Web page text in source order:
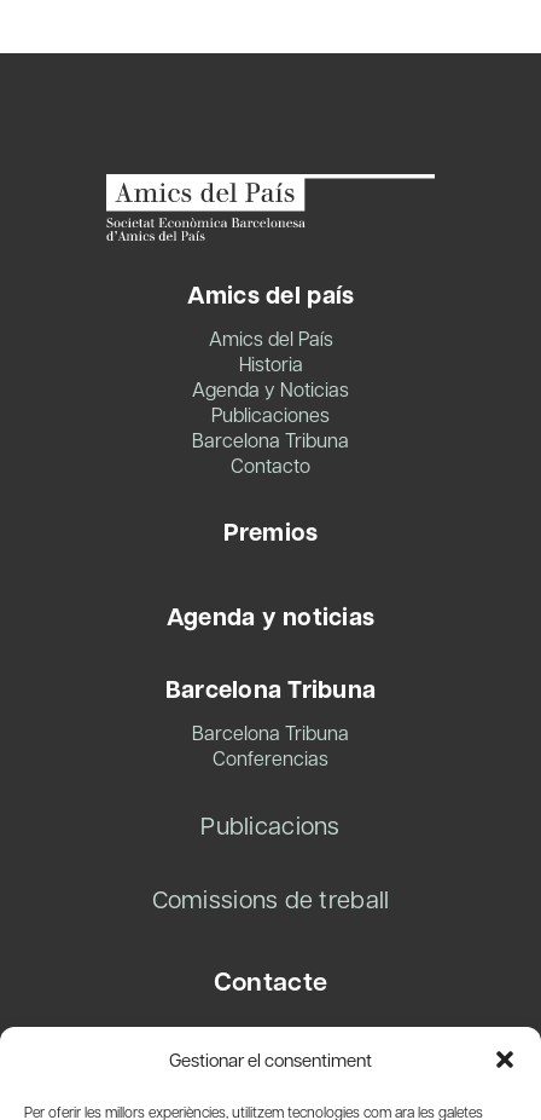
Gestionar el consentiment
Per oferir les millors experiències, utilitzem tecnologies com ara les galetes
Amics del país
Amics del País
Historia
Agenda y Noticias
Publicaciones
Barcelona Tribuna
Contacto
Premios
Agenda y noticias
Barcelona Tribuna
Barcelona Tribuna
Conferencias
Publicacions
Comissions de treball
Contacte
08003 Barcelona